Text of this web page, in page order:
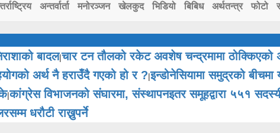
अन्तर्वार्ता मनोरञ्जन खेलकुद भिडियो बिबिध अर्थतन्त्र फोटो
बादल|चार टन तौलको रकेट अवशेष चन्द्रमामा ठोक्किएको
अर्थ नै हराउँदै गएको हो र ?|इन्डोनेसियामा समुद्रको
|कांग्रेस विभाजनको संघारमा, संस्थापनइतर समूहद्वारा ५५१
धरौटी राख्नुपर्ने